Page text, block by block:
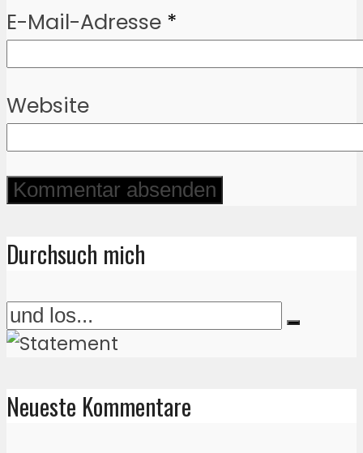
E-Mail-Adresse *
Website
Durchsuch mich
Neueste Kommentare